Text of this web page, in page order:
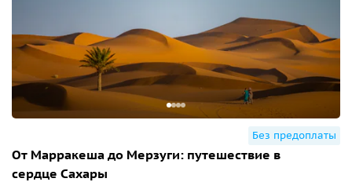
Без предоплаты
От Марракеша до Мерзуги: путешествие в
сердце Сахары